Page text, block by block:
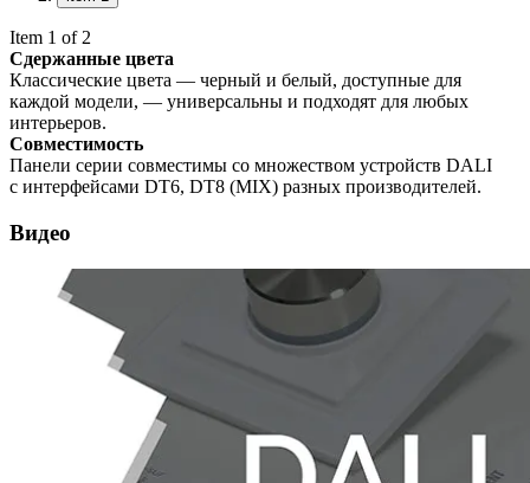
Item 1 of 2
Сдержанные цвета
Классические цвета — черный и белый, доступные для
каждой модели, — универсальны и подходят для любых
интерьеров.
Совместимость
Панели серии совместимы со множеством устройств DALI
с интерфейсами DT6, DT8 (MIX) разных производителей.
Видео